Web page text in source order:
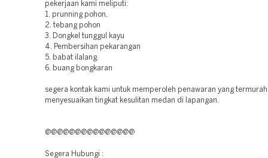
pekerjaan kami meliputi:
1. prunning pohon,
2. tebang pohon
3. Dongkel tunggul kayu
4. Pembersihan pekarangan
5. babat ilalang.
6. buang bongkaran
segera kontak kami untuk memperoleh penawaran yang
menyesuaikan tingkat kesulitan medan di lapangan.
@@@@@@@@@@@@@@@
Segera Hubungi :